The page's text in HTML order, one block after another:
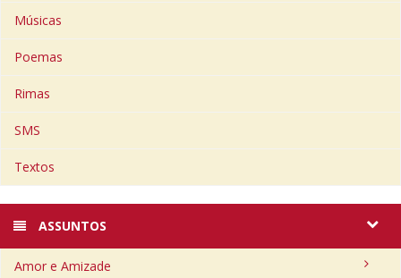
Músicas
Poemas
Rimas
SMS
Textos
ASSUNTOS
Amor e Amizade